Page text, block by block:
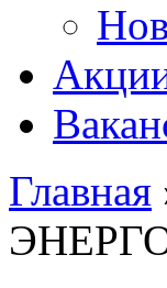
Вы здесь
Главная